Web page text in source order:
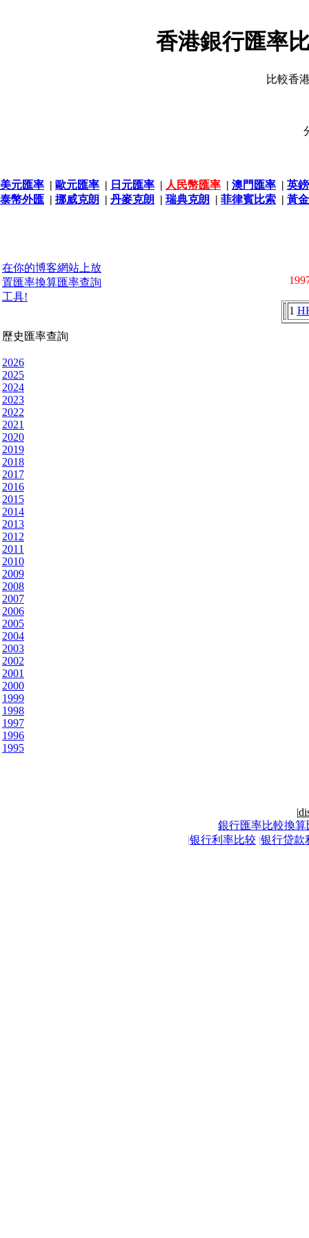
香港銀行匯率
比較香
美元匯率 | 歐元匯率 | 日元匯率 | 人民幣匯率 | 澳門匯率 | 英
泰幣外匯 | 挪威克朗 | 丹麥克朗 | 瑞典克朗 | 菲律賓比索 | 黃
在你的博客網站上放
置匯率換算匯率查詢
工具!
歷史匯率查詢
2026
2025
2024
2023
2022
2021
2020
2019
2018
2017
2016
2015
2014
2013
2012
2011
2010
2009
2008
2007
2006
2005
2004
2003
2002
2001
2000
1999
1998
1997
1996
1995
1
|
銀行匯率比較換算
|银行利率比较 |银行贷款